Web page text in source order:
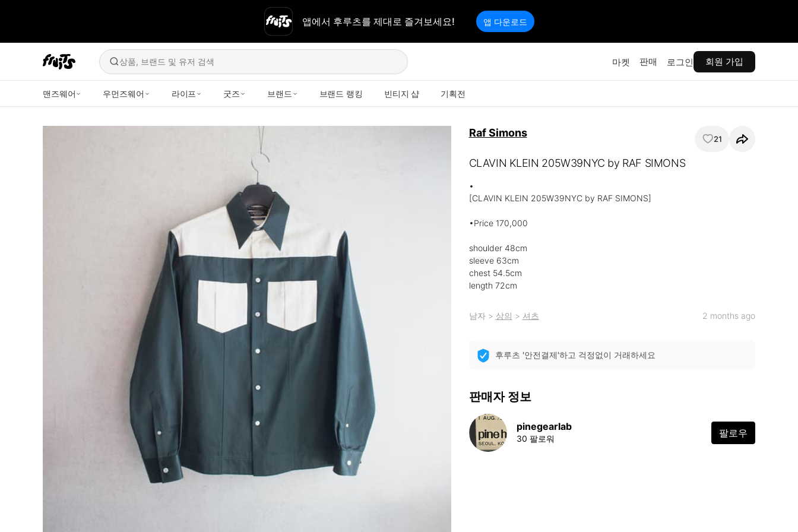
앱에서 후루츠를 제대로 즐겨보세요! 앱 다운로드
상품, 브랜드 및 유저 검색 마켓 판매 로그인 회원 가입
맨즈웨어 우먼즈웨어 라이프 굿즈 브랜드 브랜드 랭킹 빈티지 샵 기획전
Raf Simons 21
CLAVIN KLEIN 205W39NYC by RAF SIMONS
•
[CLAVIN KLEIN 205W39NYC by RAF SIMONS]
•Price 170,000
shoulder 48cm
sleeve 63cm
chest 54.5cm
length 72cm
남자> 상의 > 셔츠 2 months ago
후루츠 '안전결제'하고 걱정없이 거래하세요
판매자 정보
pinegearlab
30 팔로워 팔로우